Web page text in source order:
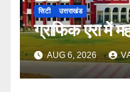
सिटी उत्तराखंड
ग्राफिक एरा में
AUG 6, 2026